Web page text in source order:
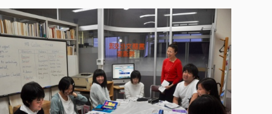
キャンパス案内
初年次教育（リエゾンゼミⅠ）について
リエゾンゼミ・ナビ（テキスト等）
お役立ち情報（リンク集）
放射線モニタリング測定結果（国見キャンパス）
学校教育法施行規則第172条の2に基づく情報公開
教職課程における情報の公表
学部・学科等設置計画履行状況報告書
情報公開規程
大学院
大学院
総合福祉学研究科 社会福祉学専攻 修士課程
総合福祉学研究科 社会福祉学専攻 博士課程
通信教育部
通信教育部
通信制大学院 総合福祉学研究科 社会福祉学専攻 修士課程
カリキュラム（学部・大学院）
東北福祉大学のキャリア教育
センター長の挨拶
求人の受付について
単独学内説明会のご案内
在学生の方
在学生の方
資格取得報奨制度について
東北福祉大学求人・インターンシップ検索サイト（キャリタス
卒業生の方
卒業生の方
卒業後のキャリア支援体制
在学生による訪問、情報提供へのご協力のお願い
よくあるご質問
東北福祉大学のDNA
外国人在学生
Prospective Students
学生支援センター国際交流の活動
東北福祉大学の研究活動
東北福祉大学の研究紹介
共同研究等をご検討の皆様へ
東北福祉大学の紀要・リポジトリ
東北福祉大学の紀要・リポジトリ
研究紀要
教職研究
産学・産学官連携
産学・産学官連携
「高齢者のフレイル予防及びデジタルデバイド解消に向けた産
社会貢献・地域連携活動
生涯教育・キャリア教育TOP
生涯学習・社会人講座
月例TFU実学臨床研究セミナー
特別支援教育研究室
関連法人
取材について
施設利用